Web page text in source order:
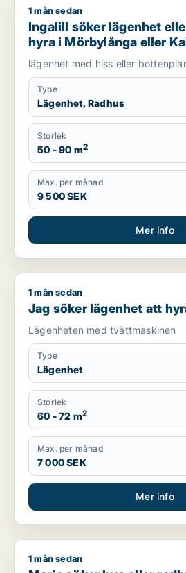
Ingalill söker lägenhet eller
1 mån sedan
Ingalill söker lägenhet
hyra i Mörbylånga eller
lägenhet med hiss eller
Type
Lägenhet, Radhus
Storlek
50 - 90 m2
Max. per månad
9 500 SEK
Mer info
Jag söker lägenhet att hyra i
1 mån sedan
Jag söker lägenhet att
Lägenheten med tvättmaskinen
Type
Lägenhet
Storlek
60 - 72 m2
Max. per månad
7 000 SEK
Mer info
Marie söker hus eller radhus att
1 mån sedan